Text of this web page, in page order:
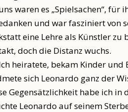
waren es „Spielsachen“,
und war fasziniert
eine Lehre als Künstler
doch die Distanz wuchs.
heiratete, bekam Kinder
sich Leonardo ganz der
Gegensätzlichkeit habe ich
Leonardo auf seinem